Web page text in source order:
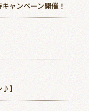
ャンペーン開催！
♪】